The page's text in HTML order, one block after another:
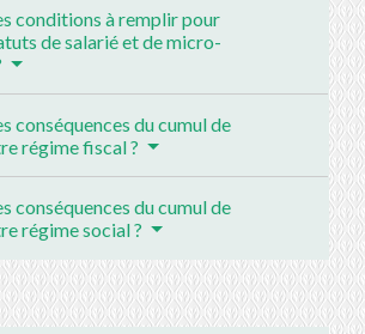
conditions à remplir pour
de salarié et de micro-
conséquences du cumul de
régime fiscal ?
conséquences du cumul de
régime social ?